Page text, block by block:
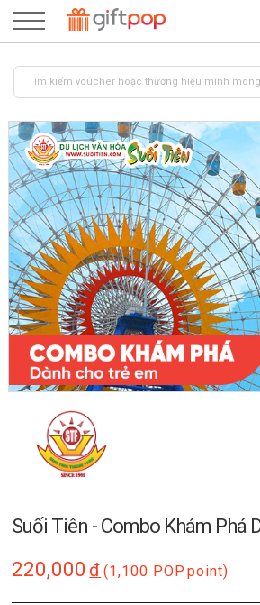
ĐĂNG NHẬP
Suối Tiên - Combo Khám Phá
220,000 đ (1,100 POP point)